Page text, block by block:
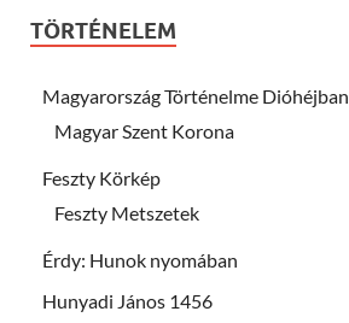
TÖRTÉNELEM
Magyarország Történelme Dióhéjban
Magyar Szent Korona
Feszty Körkép
Feszty Metszetek
Érdy: Hunok nyomában
Hunyadi János 1456